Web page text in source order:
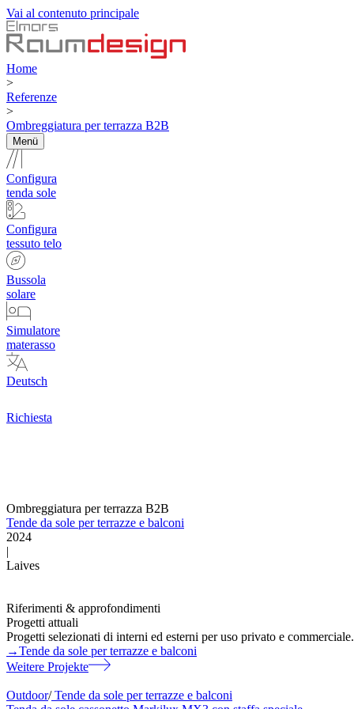
Vai al contenuto principale
Home
>
Referenze
>
Ombreggiatura per terrazza B2B
Menü
Configura
tenda sole
Configura
tessuto telo
Bussola
solare
Simulatore
materasso
Deutsch
Richiesta
Ombreggiatura per terrazza B2B
Tende da sole per terrazze e balconi
2024
|
Laives
Riferimenti & approfondimenti
Progetti attuali
Progetti selezionati di interni ed esterni per uso privato e commerciale.
→Tende da sole per terrazze e balconi
Weitere Projekte
Outdoor/Tende da sole per terrazze e balconi